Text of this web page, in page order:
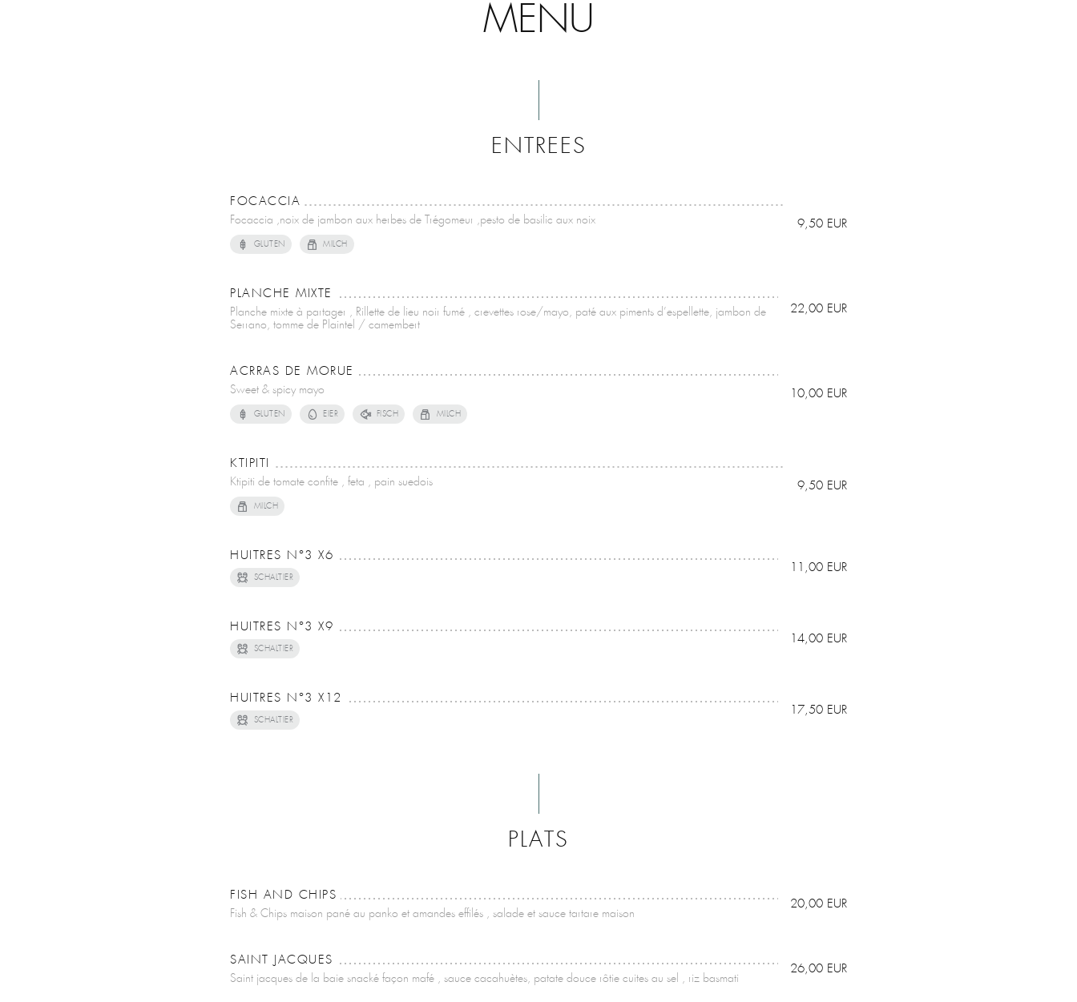
MENU
ENTREES
FOCACCIA
Focaccia ,noix de jambon aux herbes de Trégomeur ,pesto de basilic aux noix
GLUTEN MILCH
9,50 EUR
PLANCHE MIXTE
Planche mixte à partager , Rillette de lieu noir fumé , crevettes rose/mayo, paté aux piments d’espellette, jambon de
Serrano, tomme de Plaintel / camembert
22,00 EUR
ACRRAS DE MORUE
Sweet & spicy mayo
GLUTEN EIER FISCH MILCH
10,00 EUR
KTIPITI
Ktipiti de tomate confite , feta , pain suedois
MILCH
9,50 EUR
HUITRES N°3 X6
SCHALTIER
11,00 EUR
HUITRES N°3 X9
SCHALTIER
14,00 EUR
HUITRES N°3 X12
SCHALTIER
17,50 EUR
PLATS
FISH AND CHIPS
Fish & Chips maison pané au panko et amandes effilés , salade et sauce tartare maison
20,00 EUR
SAINT JACQUES
Saint jacques de la baie snacké façon mafé , sauce cacahuètes, patate douce rôtie cuites au sel , riz basmati
26,00 EUR